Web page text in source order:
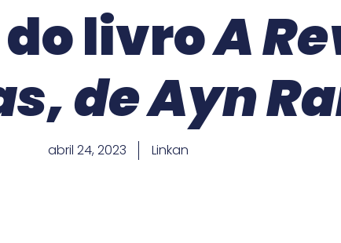
do livroA
de Ayn
abril 24, 2023 Linkan